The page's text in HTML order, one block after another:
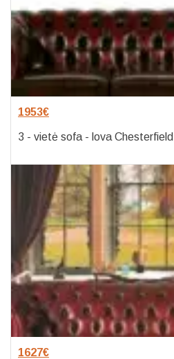
1953€
3 - vietė sofa - lova Chesterfield
1627€